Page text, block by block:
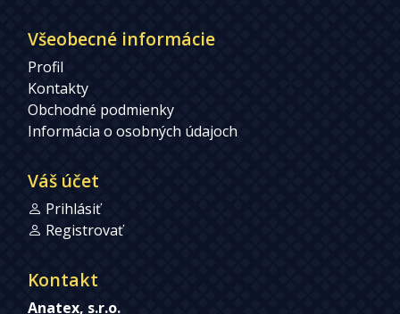
Všeobecné informácie
Profil
Kontakty
Obchodné podmienky
Informácia o osobných údajoch
Váš účet
Prihlásiť
Registrovať
Kontakt
Anatex, s.r.o.